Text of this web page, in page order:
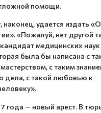
помощи.
наконец, удается издать
«Пожалуй, нет другой
медицинских
была бы написана с
с таким
дела, с такой любовью к
года — новый арест. В